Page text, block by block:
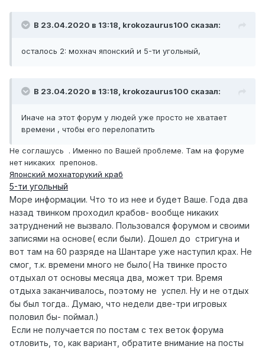
В 23.04.2020 в 13:18, krokozaurus100 сказал:
осталось 2: мохнач японский и 5-ти угольный,
В 23.04.2020 в 13:18, krokozaurus100 сказал:
Иначе на этот форум у людей уже просто не хватает
времени , чтобы его перелопатить
Не соглашусь . Именно по Вашей проблеме. Там на форуме
нет никаких препонов.
Японский мохнаторукий краб
5-ти угольный
Море информации. Что то из нее и будет Ваше. Года два
назад твинком проходил крабов- вообще никаких
затруднений не вызвало. Пользовался форумом и своими
записями на основе( если были). Дошел до стригуна и
вот там на 60 разряде на Шантаре уже наступил крах. Не
смог, т.к. времени много не было( На твинке просто
отдыхал от основы месяца два, может три. Время
отдыха заканчивалось, поэтому не успел. Ну и не отдых
бы был тогда.. Думаю, что недели две-три игровых
половил бы- поймал.)
Если не получается по постам с тех веток форума
отловить, то, как вариант, обратите внимание на посты